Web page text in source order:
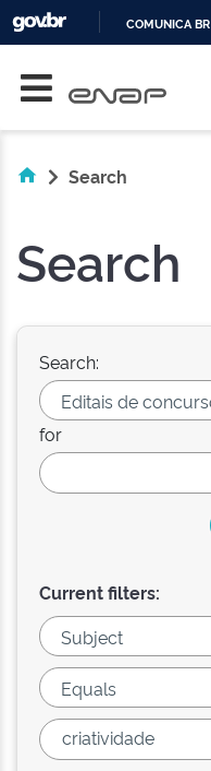
COMUNICA BR
Search
Search
Search:
for
Current filters: